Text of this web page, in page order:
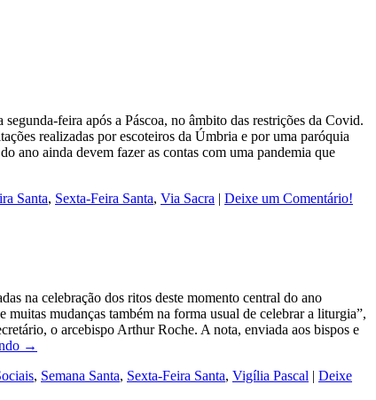
feira após a Páscoa, no âmbito das restrições da Covid.
realizadas por escoteiros da Úmbria e por uma paróquia
ano ainda devem fazer as contas com uma pandemia que
Santa, Sexta-Feira Santa, Via Sacra | Deixe um Comentário!
na celebração dos ritos deste momento central do ano
mudanças também na forma usual de celebrar a liturgia”,
o arcebispo Arthur Roche. A nota, enviada aos bispos e
→
, Semana Santa, Sexta-Feira Santa, Vigília Pascal | Deixe